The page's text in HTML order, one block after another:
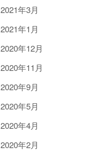
2021年3月
2021年1月
2020年12月
2020年11月
2020年9月
2020年5月
2020年4月
2020年2月